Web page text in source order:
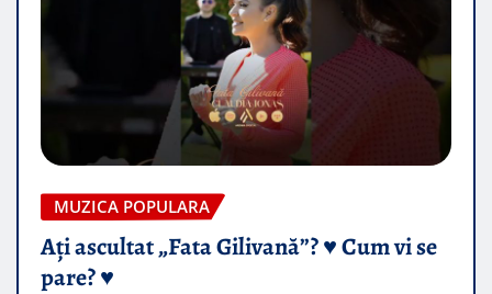
MUZICA POPULARA
Ați ascultat „Fata Gilivană”? ♥️ Cum vi se
pare? ♥️